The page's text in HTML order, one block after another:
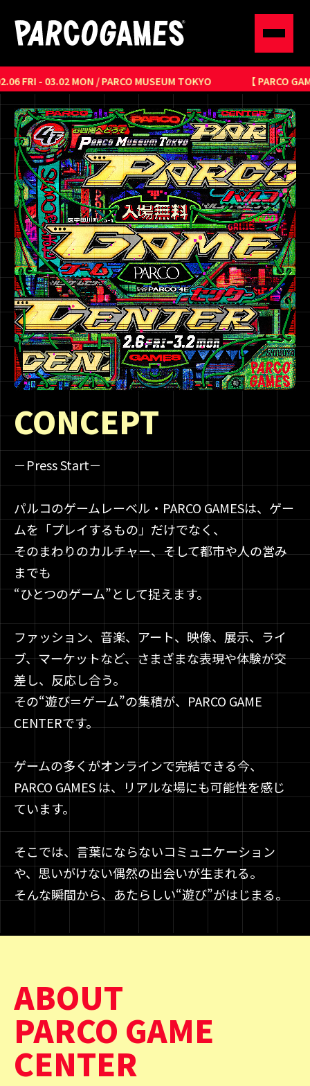
- 03.02 MON / PARCO MUSEUM TOKYO 【 PARCO GAME
CONCEPT
－Press Start－
パルコのゲームレーベル・PARCO GAMESは、ゲー
ムを「プレイするもの」だけでなく、
そのまわりのカルチャー、そして都市や人の営み
までも
“ひとつのゲーム”として捉えます。
ファッション、音楽、アート、映像、展示、ライ
ブ、マーケットなど、さまざまな表現や体験が交
差し、反応し合う。
その“遊び＝ゲーム”の集積が、PARCO GAME
CENTERです。
ゲームの多くがオンラインで完結できる今、
PARCO GAMES は、リアルな場にも可能性を感じ
ています。
そこでは、言葉にならないコミュニケーション
や、思いがけない偶然の出会いが生まれる。
そんな瞬間から、あたらしい“遊び”がはじまる。
ABOUT
PARCO GAME
CENTER